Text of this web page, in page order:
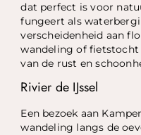
dat perfect is voor
fungeert als
verscheidenheid aan
wandeling of fietstocht
van de rust en
Rivier de IJssel
Een bezoek aan
wandeling langs de